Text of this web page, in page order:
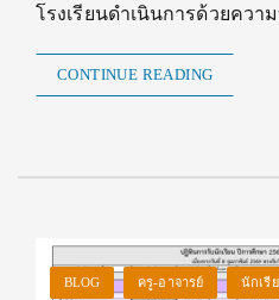
โรงเรียนดำเนินการด้วยคว
CONTINUE READING
BLOG ครู-อาจารย์ นักเรี